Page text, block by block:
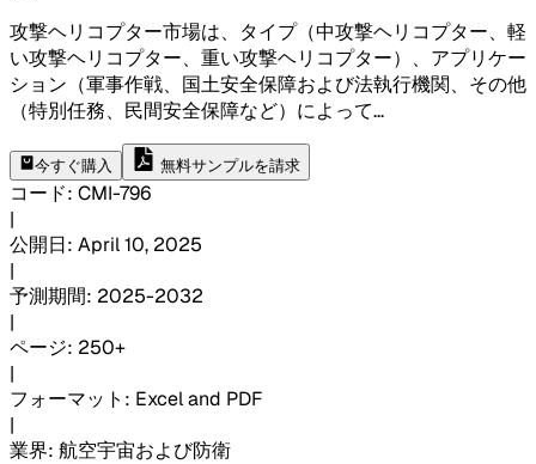
攻撃ヘリコプター市場は、タイプ（中攻撃ヘリコプター、軽
い攻撃ヘリコプター、重い攻撃ヘリコプター）、アプリケー
ション（軍事作戦、国土安全保障および法執行機関、その他
（特別任務、民間安全保障など）によって...
今すぐ購入 無料サンプルを請求
コード: CMI-796
|
公開日: April 10, 2025
|
予測期間: 2025-2032
|
ページ: 250+
|
フォーマット : Excel and PDF
|
業界: 航空宇宙および防衛